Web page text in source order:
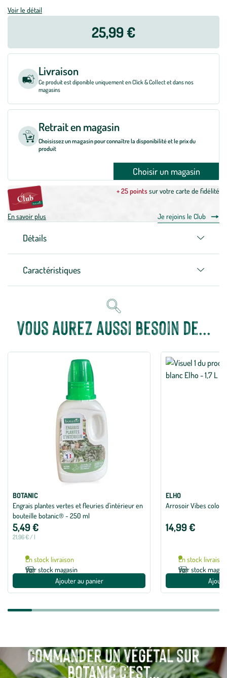
Voir le détail
25,99 €
Livraison
Ce produit est diponible uniquement en Click & Collect et dans nos
magasins
Retrait en magasin
Choisissez un magasin pour connaître la disponibilité et le prix du
produit
Choisir un magasin
+ 25 pointssur votre carte de fidélité
En savoir plus Je rejoins le Club
Détails
Caractéristiques
Vous aurez aussi besoin de...
BOTANIC
Engrais plantes vertes et fleuries d'intérieur en
bouteille botanic® - 250 ml
5,49 €
21,96 € / l
En stock livraison
Voir stock magasin
Ajouter au panier
ELHO
Arrosoir Vibes coloris
14,99 €
En stock livraison
Voir stock
Commander un végétal sur
botanic c'est...